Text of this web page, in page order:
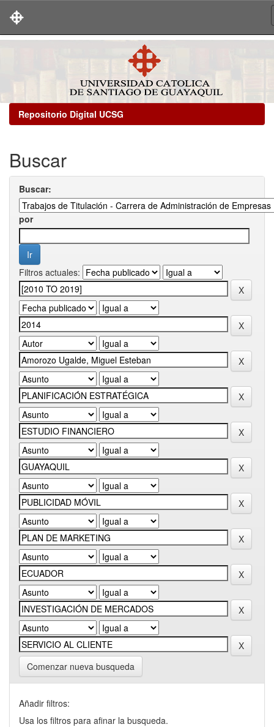
Repositorio Digital UCSG
Buscar
Buscar:
por
Filtros actuales:
Comenzar nueva busqueda
Añadir filtros:
Usa los filtros para afinar la busqueda.